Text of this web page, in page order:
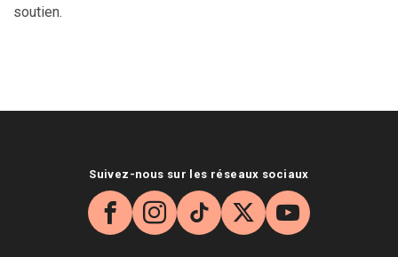
soutien.
Suivez-nous sur les réseaux sociaux
Facebook
Instagram
TikTok
X YouTube